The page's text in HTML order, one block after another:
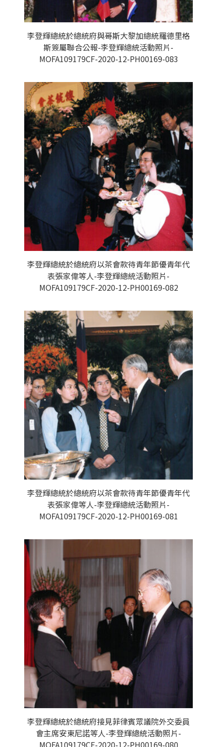
李登輝總統於總統府與哥斯大黎加總統羅德里格
斯簽屬聯合公報-李登輝總統活動照片-
MOFA109179CF-2020-12-PH00169-083
李登輝總統於總統府以茶會款待青年節優青年代
表張家偉等人-李登輝總統活動照片-
MOFA109179CF-2020-12-PH00169-082
李登輝總統於總統府以茶會款待青年節優青年代
表張家偉等人-李登輝總統活動照片-
MOFA109179CF-2020-12-PH00169-081
李登輝總統於總統府接見菲律賓眾議院外交委員
會主席安東尼諾等人-李登輝總統活動照片-
MOFA109179CF-2020-12-PH00169-080